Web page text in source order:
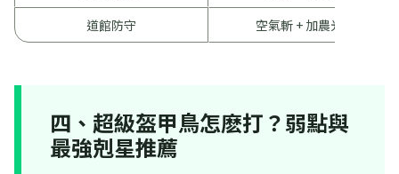
道館防守
空氣斬 + 加農光炮
四、超級盔甲鳥怎麽打？弱點與
最強剋星推薦